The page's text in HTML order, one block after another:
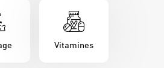
Vitamines